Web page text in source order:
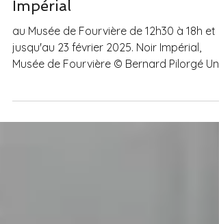
pendant l'exposition Noir
Impérial
au Musée de Fourvière de 12h30 à 18h et
jusqu'au 23 février 2025. Noir Impérial,
grand plaisir de...